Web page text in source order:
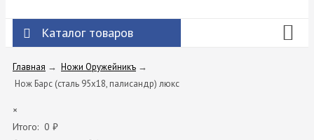
Каталог товаров
Главная → Ножи Оружейникъ →
Нож Барс (сталь 95х18, палисандр) люкс
×
Итого: 0 ₽